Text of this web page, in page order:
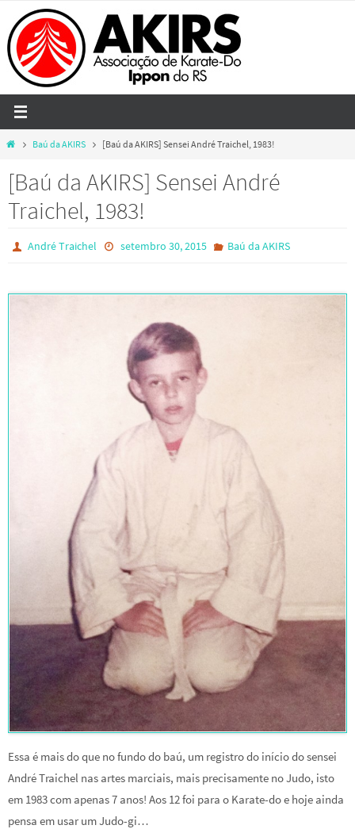
to
content
HomeBaú da AKIRS [Baú da AKIRS] Sensei André Traichel, 1983!
[Baú da AKIRS] Sensei André
Traichel, 1983!
André Traichel setembro 30, 2015 Baú da AKIRS
Essa é mais do que no fundo do baú, um registro do início do sensei
André Traichel nas artes marciais, mais precisamente no Judo, isto
em 1983 com apenas 7 anos! Aos 12 foi para o Karate-do e hoje ainda
pensa em usar um Judo-gi…